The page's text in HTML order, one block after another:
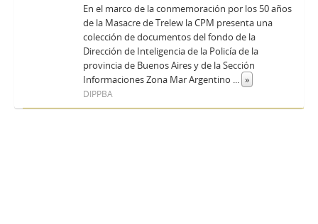
En el marco de la conmemoración por los 50 años
de la Masacre de Trelew la CPM presenta una
colección de documentos del fondo de la
Dirección de Inteligencia de la Policía de la
provincia de Buenos Aires y de la Sección
Informaciones Zona Mar Argentino ... »
DIPPBA